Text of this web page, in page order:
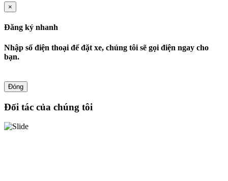
×
Đăng ký nhanh
Nhập số điện thoại để đặt xe, chúng tôi sẽ gọi điện ngay cho
bạn.
Đóng
Đối tác của chúng tôi